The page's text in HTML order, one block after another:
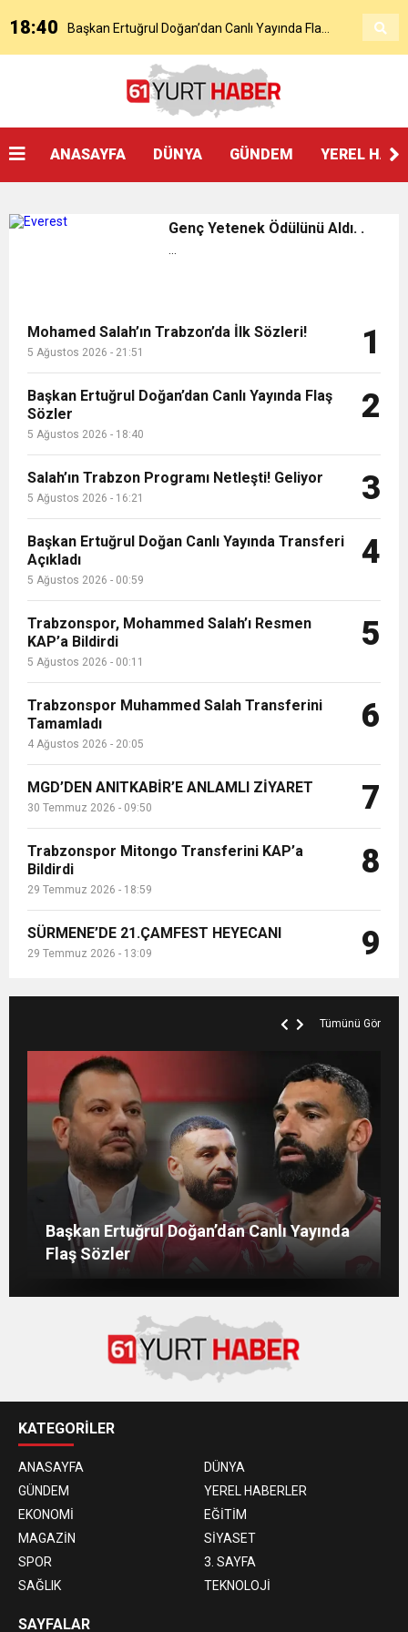
18:40 Başkan Ertuğrul Doğan’dan Canlı Yayında Flaş
Salah’ın Trabzon Programı Netleşti! Geliyor
18:59 Trabzonspor Mitongo Transferini KAP’a Bildirdi
13:09 SÜRMENE’DE 21.ÇAMFEST HEYECANI
21:51 Mohamed Salah’ın Trabzon’da İlk Sözleri!
ANASAYFA DÜNYA GÜNDEM YEREL
Genç Yetenek Ödülünü Aldı. .
Mohamed Salah’ın Trabzon’da İlk Sözleri!
5 Ağustos 2026 - 21:51 1
Başkan Ertuğrul Doğan’dan Canlı Yayında Flaş
Sözler
5 Ağustos 2026 - 18:40
2
Salah’ın Trabzon Programı Netleşti! Geliyor
5 Ağustos 2026 - 16:21 3
Başkan Ertuğrul Doğan Canlı Yayında Transferi
Açıkladı
5 Ağustos 2026 - 00:59
4
Trabzonspor, Mohammed Salah’ı Resmen
KAP’a Bildirdi
5 Ağustos 2026 - 00:11
5
Trabzonspor Muhammed Salah Transferini
Tamamladı
4 Ağustos 2026 - 20:05
6
MGD’DEN ANITKABİR’E ANLAMLI ZİYARET
30 Temmuz 2026 - 09:50 7
Trabzonspor Mitongo Transferini KAP’a
Bildirdi
29 Temmuz 2026 - 18:59
8
SÜRMENE’DE 21.ÇAMFEST HEYECANI
29 Temmuz 2026 - 13:09 9
Tümünü Gör
Mohamed Salah’ın Trabzon’da İlk Sözleri!
Başkan Ertuğrul Doğan’dan Canlı Yayında
Flaş Sözler
Salah’ın Trabzon Programı Netleşti!
MANİFEST’İN İLK OTEL KONSERİ 7
AĞUSTOS’TA ANTALYA’DA
KATEGORİLER
ANASAYFA
DÜNYA
GÜNDEM
YEREL HABERLER
EKONOMİ
EĞİTİM
MAGAZİN
SİYASET
SPOR
3. SAYFA
SAĞLIK
TEKNOLOJİ
SAYFALAR